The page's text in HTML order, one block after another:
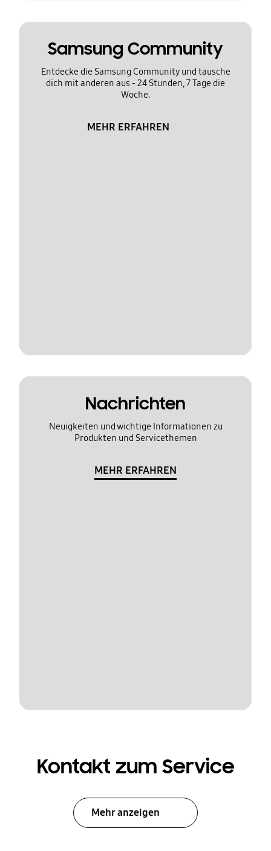
Samsung Community
Entdecke die Samsung Community und tausche
dich mit anderen aus - 24 Stunden, 7 Tage die
Woche.
MEHR ERFAHREN
Nachrichten
Neuigkeiten und wichtige Informationen zu
Produkten und Servicethemen
MEHR ERFAHREN
Kontakt zum Service
Mehr anzeigen